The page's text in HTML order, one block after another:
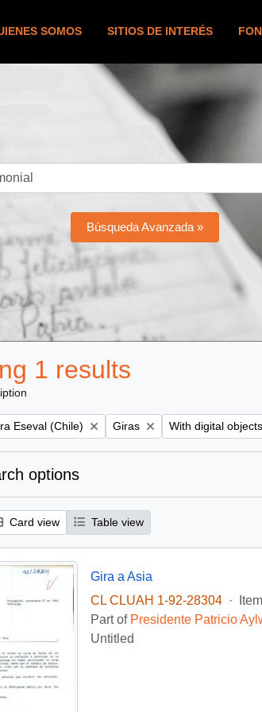
SOMOS SITIOS DE INTERÉS
Búsqueda Avanzada »
1 results
Eseval (Chile) Remove filter:
Giras Remove filter:
With digital objects
options
Card view Table view
Gira a Asia
CL CLUAH 1-92-28304
· Item
Part of Presidente Patricio
Untitled